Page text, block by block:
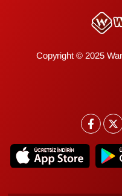
Copyright © 2025